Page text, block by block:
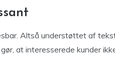
Altså understøttet af
at interesserede kunder